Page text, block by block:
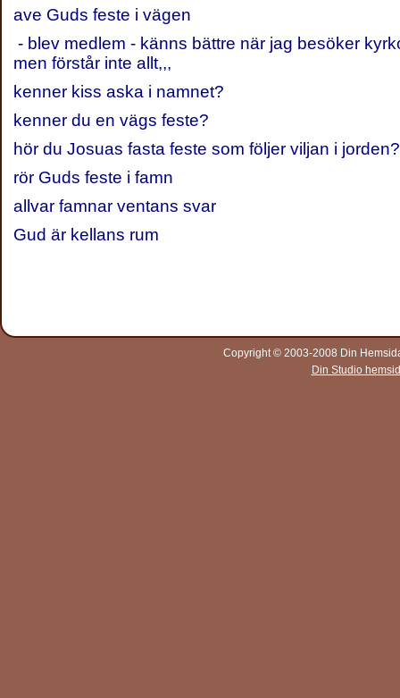
ave Guds feste i vägen
- blev medlem - känns bättre när jag besöker
men förstår inte allt,,,
kenner kiss aska i namnet?
kenner du en vägs feste?
hör du Josuas fasta feste som följer viljan i jorden?
rör Guds feste i famn
allvar famnar ventans svar
Gud är kellans rum
Copyright © 2003-2008 Din
Din Studio